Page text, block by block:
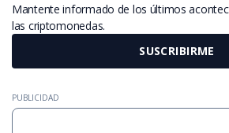
Mantente informado de los últimos
las criptomonedas.
SUSCRIBIRME
PUBLICIDAD